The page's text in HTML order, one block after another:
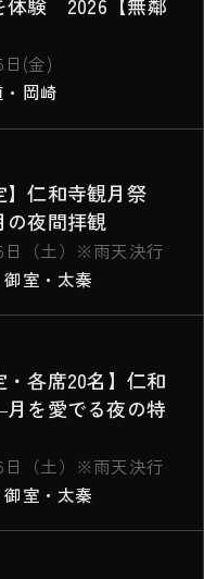
体験 2026【無鄰
日(金)
岡崎
】仁和寺観月祭
の夜間拝観
日（土）※雨天決行
室・太秦
・各席20名】仁和
を愛でる夜の特
日（土）※雨天決行
室・太秦